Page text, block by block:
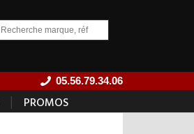
05.56.79.34.06
| PROMOS